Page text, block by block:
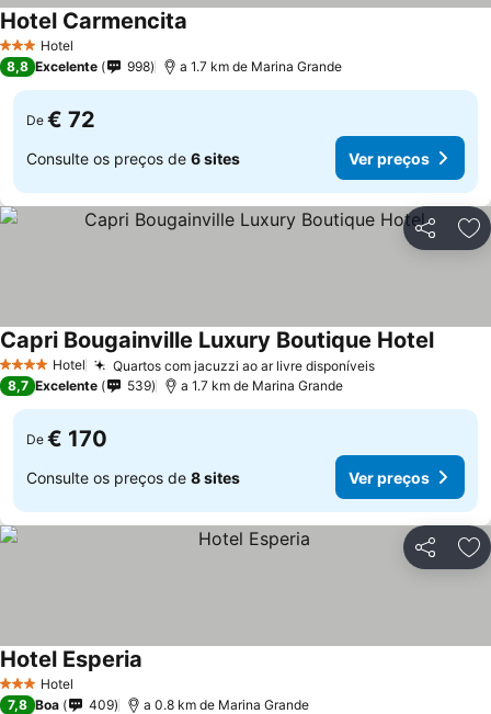
3 EstrelasHotel
Hotel Carmencita
8,8 Excelente 998 a 1.7 km de Marina Grande
De € 72
Consulte os preços de 6 sites Ver preços
Partilhar
4 EstrelasHotel Quartos com jacuzzi ao ar livre disponíveis
Capri Bougainville Luxury Boutique Hotel
8,7 Excelente 539 a 1.7 km de Marina Grande
De € 170
Consulte os preços de 8 sites Ver preços
Partilhar
3 EstrelasHotel
Hotel Esperia
7,8 Boa 409 a 0.8 km de Marina Grande